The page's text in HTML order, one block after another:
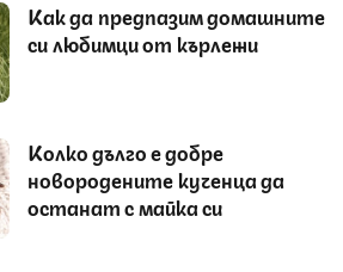
Как да предпазим домашните
си любимци от кърлежи
Колко дълго е добре
новородените кученца да
останат с майка си